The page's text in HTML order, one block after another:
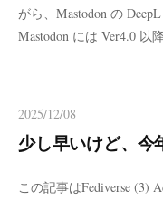
がら、Mastodon の
Mastodon には Ver4.0
2025/12/08
少し早いけど、今
この記事はFediverse (3)